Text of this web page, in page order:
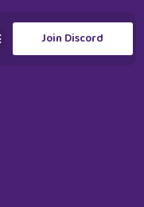
Join Discord